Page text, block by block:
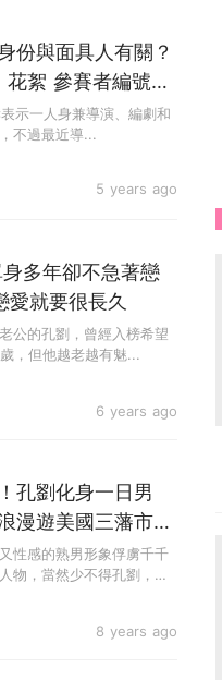
5 years ago
份與面具人有關？
絮 參賽者編號有
示一人身兼導演、編劇和
不過最近導...
6 years ago
多年卻不急著戀
就要很長久
公的孔劉，曾經入榜希望
，但他越老越有魅...
8 years ago
孔劉化身一日男
漫遊美國三藩市
性感的熟男形象俘虜千千
物，當然少不得孔劉，他